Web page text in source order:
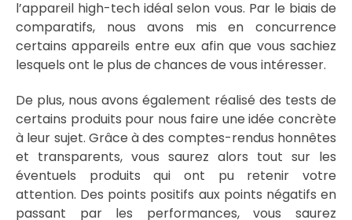
l’appareil high-tech idéal selon vous. Par le biais de
comparatifs, nous avons mis en concurrence
certains appareils entre eux afin que vous sachiez
lesquels ont le plus de chances de vous intéresser.
De plus, nous avons également réalisé des tests de
certains produits pour nous faire une idée concrète
à leur sujet. Grâce à des comptes-rendus honnêtes
et transparents, vous saurez alors tout sur les
éventuels produits qui ont pu retenir votre
attention. Des points positifs aux points négatifs en
passant par les performances, vous saurez